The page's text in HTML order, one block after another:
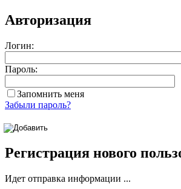
Авторизация
Логин:
Пароль:
Запомнить меня
Забыли пароль?
Регистрация нового
Идет отправка информации ...